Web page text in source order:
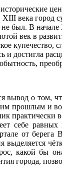
исторические
века город
был. В
век в
и достигла
о том, что
прошлым и
практически
себе
от берега
выделяется
какой бы
города,